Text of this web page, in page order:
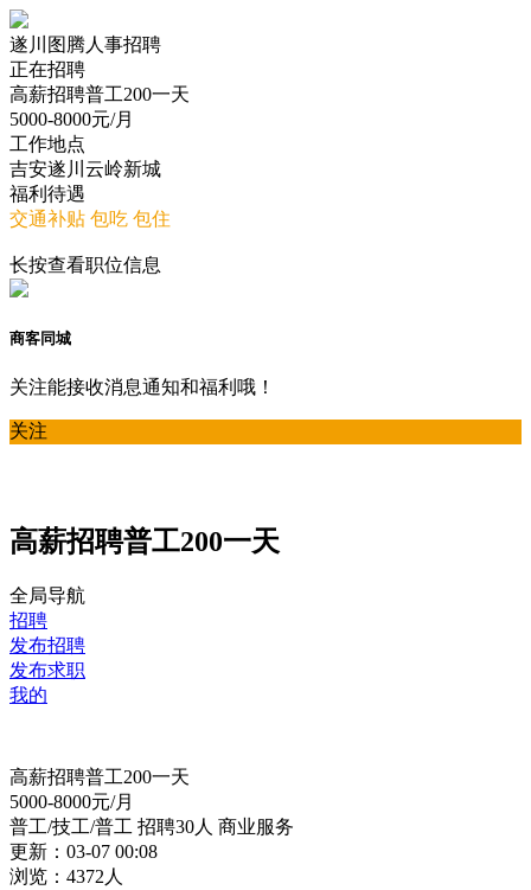
遂川图腾人事招聘
正在招聘
高薪招聘普工200一天
5000-8000元/月
工作地点
吉安遂川云岭新城
福利待遇
交通补贴 包吃 包住
长按查看职位信息
商客同城
关注能接收消息通知和福利哦！
关注
高薪招聘普工200一天
全局导航
招聘
发布招聘
发布求职
我的
高薪招聘普工200一天
5000-8000元/月
普工/技工/普工 招聘30人 商业服务
更新：03-07 00:08
浏览：4372人